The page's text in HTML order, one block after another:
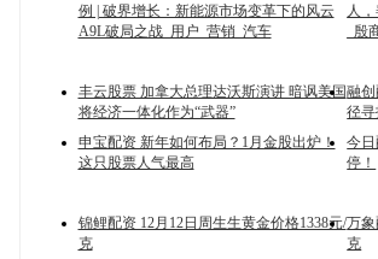
例 | 破界增长：新能源市场变革下的风云
A9L破局之战_用户_营销_汽车
人
_殷
丰云股票 加拿大总理达沃斯演讲 暗讽美国
将经济一体化作为“武器”
融
径
申宝配资 新年如何布局？1月金股出炉！
这只股票人气最高
今
停！
锦鲤配资 12月12日周生生黄金价格1338元/
克
万象
克